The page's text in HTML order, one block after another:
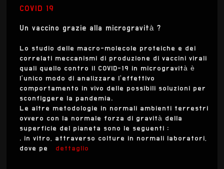
COVID 19
Un vaccino grazie alla microgravità ?
Lo studio delle macro-molecole proteiche e dei
correlati meccanismi di produzione di vaccini virali
quali quello contro il COVID-19 in microgravità è
l’unico modo di analizzare l’effettivo
comportamento in vivo delle possibili soluzioni per
sconfiggere la pandemia.
Le altre metodologie in normali ambienti terrestri
ovvero con la normale forza di gravità della
superficie del pianeta sono le seguenti :
. in vitro, attraverso colture in normali laboratori,
dove pe dettaglio